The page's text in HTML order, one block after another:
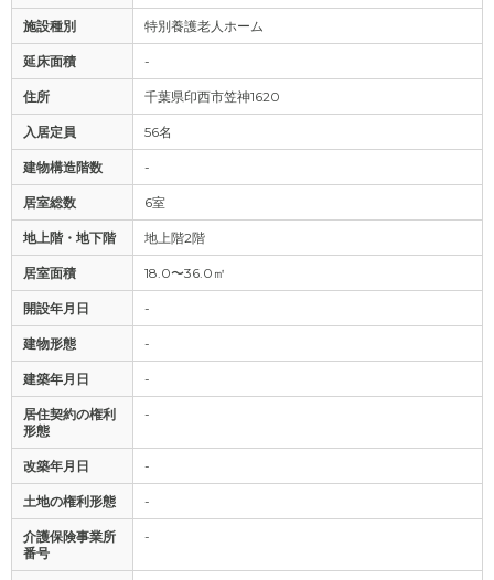
施設種別 特別養護老人ホーム
延床面積 -
住所 千葉県印西市笠神1620
入居定員 56名
建物構造階数 -
居室総数 6室
地上階・地下階 地上階2階
居室面積 18.0〜36.0㎡
開設年月日 -
建物形態 -
建築年月日 -
居住契約の権利
形態
-
改築年月日 -
土地の権利形態 -
介護保険事業所
番号
-